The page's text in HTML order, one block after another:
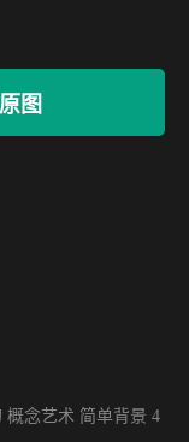
图
念艺术 简单背景 4